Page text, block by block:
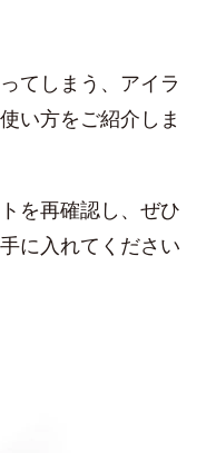
てしまう、アイラ
い方をご紹介しま
を再確認し、ぜひ
に入れてください